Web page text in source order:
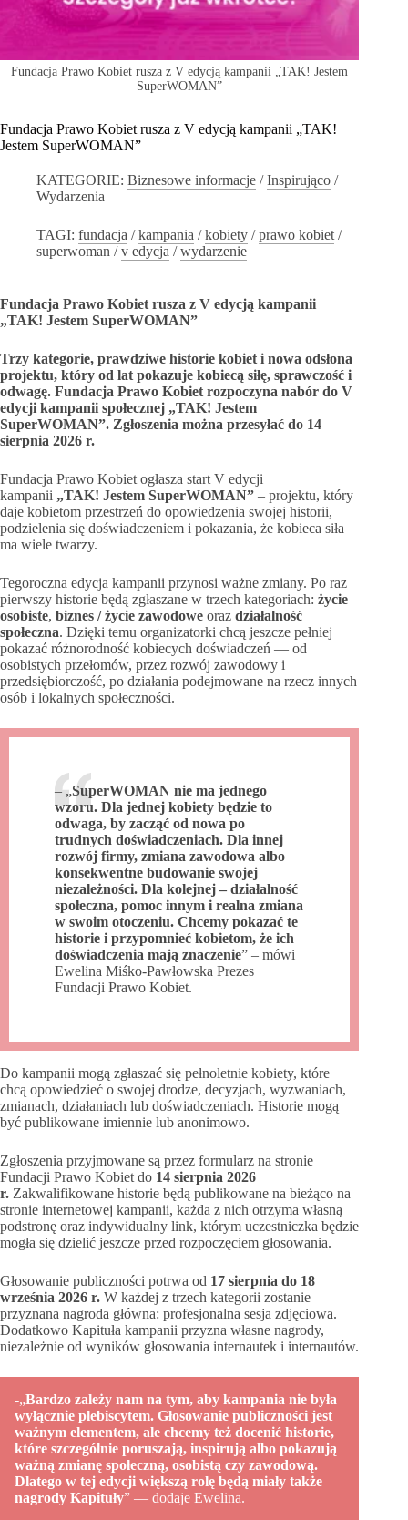
Fundacja Prawo Kobiet rusza z V edycją kampanii „TAK! Jestem
SuperWOMAN”
Fundacja Prawo Kobiet rusza z V edycją kampanii „TAK!
Jestem SuperWOMAN”
KATEGORIE: Biznesowe informacje /Inspirująco /
Wydarzenia
TAGI: fundacja /kampania /kobiety /prawo kobiet /
superwoman /v edycja /wydarzenie
Fundacja Prawo Kobiet rusza z V edycją kampanii
„TAK! Jestem SuperWOMAN”
Trzy kategorie, prawdziwe historie kobiet i nowa odsłona
projektu, który od lat pokazuje kobiecą siłę, sprawczość i
odwagę. Fundacja Prawo Kobiet rozpoczyna nabór do V
edycji kampanii społecznej „TAK! Jestem
SuperWOMAN”. Zgłoszenia można przesyłać do 14
sierpnia 2026 r.
Fundacja Prawo Kobiet ogłasza start V edycji
kampanii „TAK! Jestem SuperWOMAN” – projektu, który
daje kobietom przestrzeń do opowiedzenia swojej historii,
podzielenia się doświadczeniem i pokazania, że kobieca siła
ma wiele twarzy.
Tegoroczna edycja kampanii przynosi ważne zmiany. Po raz
pierwszy historie będą zgłaszane w trzech kategoriach: życie
osobiste, biznes / życie zawodowe oraz działalność
społeczna. Dzięki temu organizatorki chcą jeszcze pełniej
pokazać różnorodność kobiecych doświadczeń — od
osobistych przełomów, przez rozwój zawodowy i
przedsiębiorczość, po działania podejmowane na rzecz innych
osób i lokalnych społeczności.
– „SuperWOMAN nie ma jednego
wzoru. Dla jednej kobiety będzie to
odwaga, by zacząć od nowa po
trudnych doświadczeniach. Dla innej
rozwój firmy, zmiana zawodowa albo
konsekwentne budowanie swojej
niezależności. Dla kolejnej – działalność
społeczna, pomoc innym i realna zmiana
w swoim otoczeniu. Chcemy pokazać te
historie i przypomnieć kobietom, że ich
doświadczenia mają znaczenie” – mówi
Ewelina Miśko-Pawłowska Prezes
Fundacji Prawo Kobiet.
Do kampanii mogą zgłaszać się pełnoletnie kobiety, które
chcą opowiedzieć o swojej drodze, decyzjach, wyzwaniach,
zmianach, działaniach lub doświadczeniach. Historie mogą
być publikowane imiennie lub anonimowo.
Zgłoszenia przyjmowane są przez formularz na stronie
Fundacji Prawo Kobiet do 14 sierpnia 2026
r. Zakwalifikowane historie będą publikowane na bieżąco na
stronie internetowej kampanii, każda z nich otrzyma własną
podstronę oraz indywidualny link, którym uczestniczka będzie
mogła się dzielić jeszcze przed rozpoczęciem głosowania.
Głosowanie publiczności potrwa od 17 sierpnia do 18
września 2026 r. W każdej z trzech kategorii zostanie
przyznana nagroda główna: profesjonalna sesja zdjęciowa.
Dodatkowo Kapituła kampanii przyzna własne nagrody,
niezależnie od wyników głosowania internautek i internautów.
-„Bardzo zależy nam na tym, aby kampania nie była
wyłącznie plebiscytem. Głosowanie publiczności jest
ważnym elementem, ale chcemy też docenić historie,
które szczególnie poruszają, inspirują albo pokazują
ważną zmianę społeczną, osobistą czy zawodową.
Dlatego w tej edycji większą rolę będą miały także
nagrody Kapituły” — dodaje Ewelina.